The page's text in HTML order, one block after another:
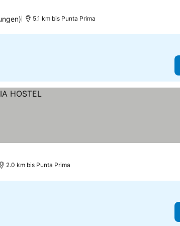
5.1 km bis Punta Prima
2.0 km bis Punta Prima